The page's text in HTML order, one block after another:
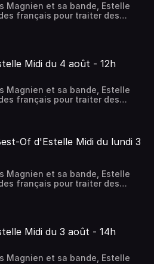
Magnien et sa bande, Estelle
français pour traiter des
Société, conso, actualité,
de cœurs… En simultané
Midi du 4 août - 12h
Magnien et sa bande, Estelle
français pour traiter des
Société, conso, actualité,
de cœurs… En simultané
Of d'Estelle Midi du lundi 3
Magnien et sa bande, Estelle
français pour traiter des
Société, conso, actualité,
de cœurs… En simultané
Midi du 3 août - 14h
Magnien et sa bande, Estelle